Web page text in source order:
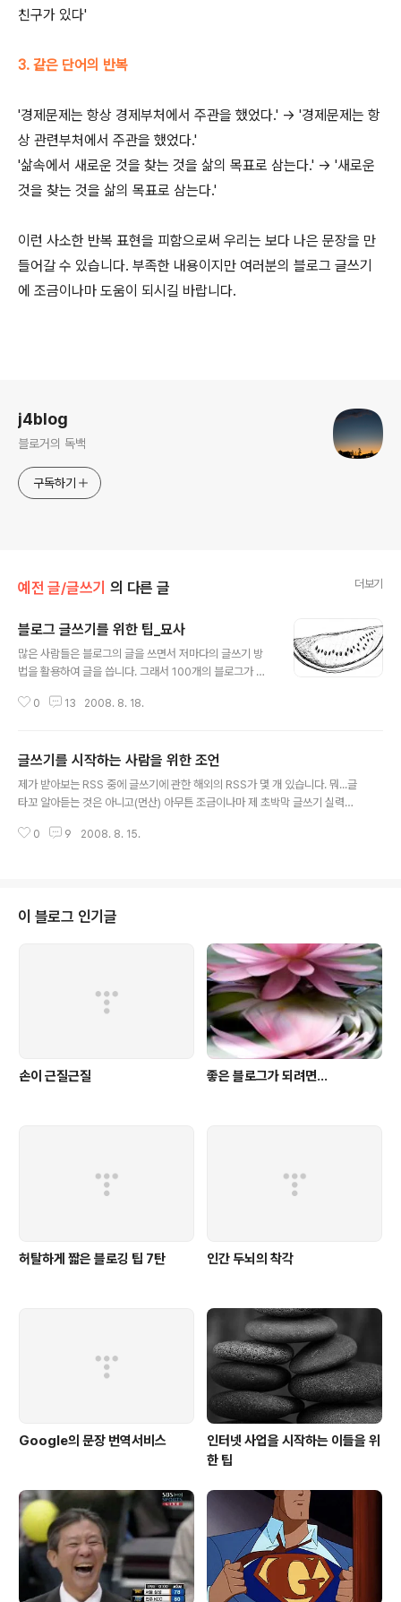
친구가 있다'
3. 같은 단어의 반복
'경제문제는 항상 경제부처에서 주관을 했었다.' -> '경제문제는 항
상 관련부처에서 주관을 했었다.'
'삶속에서 새로운 것을 찾는 것을 삶의 목표로 삼는다.' -> '새로운
것을 찾는 것을 삶의 목표로 삼는다.'
이런 사소한 반복 표현을 피함으로써 우리는 보다 나은 문장을 만
들어갈 수 있습니다. 부족한 내용이지만 여러분의 블로그 글쓰기
에 조금이나마 도움이 되시길 바랍니다.
j4blog
블로거의 독백
구독하기
예전 글/글쓰기 의 다른 글 더보기
블로그 글쓰기를 위한 팁_묘사
많은 사람들은 블로그의 글을 쓰면서 저마다의 글쓰기 방
법을 활용하여 글을 씁니다. 그래서 100개의 블로그가 있
같은 사건이라도 우리는 각기 다른 느낌을 받습니다. 그 이
게 전달할 때 강렬한 메시지를 전달할 수 있습니다. 그리고
이 묘사를 어떤 방법으로 하는가에 따라 글의 맛도 많이 달
라집니다. 하나의 사건이나 사물을 설명하는 방법으로 인
각, 미각, 촉각의 느낌을 차용해서 묘사함으로써 그 글을 읽
0 13 2008. 8. 18.
글쓰기를 시작하는 사람을 위한 조언
제가 받아보는 RSS 중에 글쓰기에 관한 해외의 RSS가 몇 개 있습니다. 뭐...글
타꼬 알아듣는 것은 아니고(먼산) 아무튼 조금이나마 제 초박막 글쓰기 실력에
되시는 아줌마는 유명작가들과 직접 인터뷰를 하며 그 내용을 동영상으로 웹에
이라기보다는 글쓰기를 즐기는 모든 블로거들에게 유용한 내용인 것 같습니다.
한줄 요약 : '읽고 쓰기를 즐겨라. 글쓰기를 시작하라. 그리고 그것을 끝내..
0 9 2008. 8. 15.
이 블로그 인기글
손이 근질근질 좋은 블로그가 되려면...
허탈하게 짧은 블로깅 팁 7탄 인간 두뇌의 착각
Google의 문장 번역서비스
인터넷 사업을 시작하는 이들을 위
한 팁